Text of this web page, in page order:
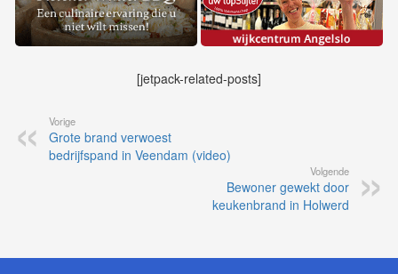
[jetpack-related-posts]
Vorige
Grote brand verwoest
bedrijfspand in Veendam (video)
Volgende
Bewoner gewekt door
keukenbrand in Holwerd